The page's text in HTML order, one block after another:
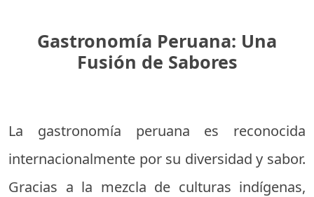
Gastronomía Peruana: Una
Fusión de Sabores
La gastronomía peruana es reconocida
internacionalmente por su diversidad y sabor.
Gracias a la mezcla de culturas indígenas,